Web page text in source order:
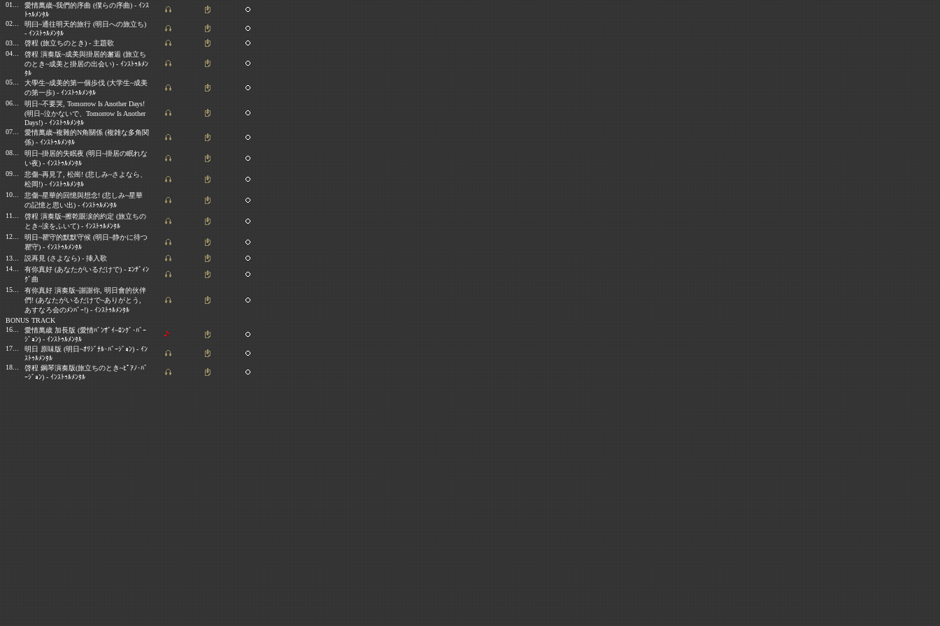
01... 愛情萬歳~我們的序曲 (僕らの序曲) - ｲﾝｽ
ﾄｩﾙﾒﾝﾀﾙ
02...
明曰~通往明天的旅行 (明日への旅立ち)
- ｲﾝｽﾄｩﾙﾒﾝﾀﾙ
03...
啓程 (旅立ちのとき) - 主題歌
04...
啓程 演奏版~成美與掛居的邂逅 (旅立ち
のとき~成美と掛居の出会い) - ｲﾝｽﾄｩﾙﾒﾝ
ﾀﾙ
05...
大學生~成美的第一個歩伐 (大学生~成美
の第一歩) - ｲﾝｽﾄｩﾙﾒﾝﾀﾙ
06...
明日~不要哭 , Tomorrow Is Another Days!
(明日~泣かないで、 Tomorrow Is Another
Days!) - ｲﾝｽﾄｩﾙﾒﾝﾀﾙ
07...
愛情萬歳~複雜的N角關係 (複雑な多角関
係) - ｲﾝｽﾄｩﾙﾒﾝﾀﾙ
08...
明日~掛居的失眠夜 (明日~掛居の眠れな
い夜) - ｲﾝｽﾄｩﾙﾒﾝﾀﾙ
09...
悲傷~再見了 松崗! (悲しみ~さよなら、
松岡 !) - ｲﾝｽﾄｩﾙﾒﾝﾀﾙ
10...
悲傷~星華的回憶與想念! (悲しみ~星華
の記憶と思い出) - ｲﾝｽﾄｩﾙﾒﾝﾀﾙ
11...
啓程 演奏版~擦乾眼涙的約定 (旅立ちの
とき~涙をふいて) - ｲﾝｽﾄｩﾙﾒﾝﾀﾙ
12...
明日~瞿守的默默守候 (明日~静かに待つ
瞿守) - ｲﾝｽﾄｩﾙﾒﾝﾀﾙ
13...
説再見 (さよなら) - 挿入歌
14...
有你真好 (あなたがいるだけで) - ｴﾝﾃﾞｨﾝ
ｸﾞ曲
15...
有你真好 演奏版~謝謝你 明日會的伙伴
們! (あなたがいるだけで~ありがとう
あすなろ会のﾒﾝﾊﾞｰ!) - ｲﾝｽﾄｩﾙﾒﾝﾀﾙ
BONUS TRACK
16...
愛情萬歳 加長版 (愛情ﾊﾞﾝｻﾞｲ~ﾛﾝｸﾞ･ﾊﾞｰ
ｼﾞｮﾝ) - ｲﾝｽﾄｩﾙﾒﾝﾀﾙ
17...
明日 原味版 (明日~ｵﾘｼﾞﾅﾙ･ﾊﾞｰｼﾞｮﾝ) - ｲﾝ
ｽﾄｩﾙﾒﾝﾀﾙ
18...
啓程 鋼琴演奏版(旅立ちのとき~ﾋﾟｱﾉ･ﾊﾞ
ｰｼﾞｮﾝ) - ｲﾝｽﾄｩﾙﾒﾝﾀﾙ